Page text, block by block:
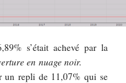
s’était achevé par la
en nuage noir.
un repli de 11,07% qui se